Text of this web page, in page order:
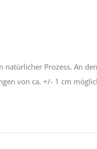
natürlicher Prozess. An
von ca. +/- 1 cm